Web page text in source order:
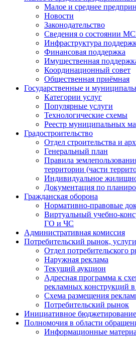
Малое и среднее
Новости
Законодательство
Сведения о состоянии
Инфраструктура
Финансовая поддержка
Имущественная
Координационный совет
Общественная приёмная
Государственные и
Категории услуг
Популярные услуги
Технологические схемы
Реестр муниципальных
Градостроительство
Отдел строительства и
Генеральный план
Правила
территории (части
Индивидуальное
Документация по
Гражданская оборона
Н​ормативно-правовые
Виртуальный учебно-
ГО и ЧС
Административная комиссия
Потребительский рынок,
Отдел потребительского
Наружная реклама
Текущий аукцион
Адресная программа к
рекламных конструкций
Схема размещения
Потребительский рынок
Инициативное бюджетирование
Полномочия в области
Информационные